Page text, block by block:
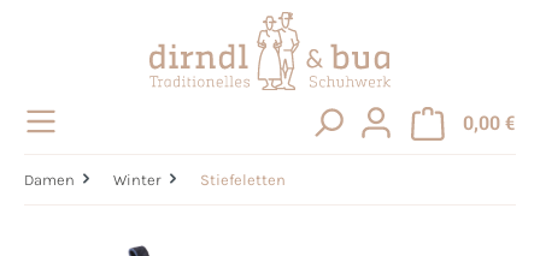
0,00 €
Damen Winter Stiefeletten
Bildergalerie überspringen